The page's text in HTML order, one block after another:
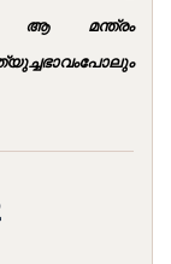
ആ മന്ത്രം